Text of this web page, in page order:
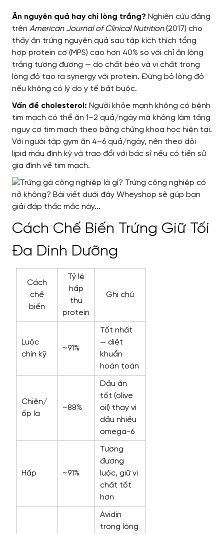
Ăn nguyên quả hay chỉ lòng trắng? Nghiên cứu đăng
trên American Journal of Clinical Nutrition(2017) cho
thấy ăn trứng nguyên quả sau tập kích thích tổng
hợp protein cơ (MPS) cao hơn 40% so với chỉ ăn lòng
trắng tương đương — do chất béo và vi chất trong
lòng đỏ tạo ra synergy với protein. Đừng bỏ lòng đỏ
nếu không có lý do y tế bắt buộc.
Vấn đề cholesterol: Người khỏe mạnh không có bệnh
tim mạch có thể ăn 1–2 quả/ngày mà không làm tăng
nguy cơ tim mạch theo bằng chứng khoa học hiện tại.
Với người tập gym ăn 4–6 quả/ngày, nên theo dõi
lipid máu định kỳ và trao đổi với bác sĩ nếu có tiền sử
gia đình về tim mạch.
Cách Chế Biến Trứng Giữ Tối
Đa Dinh Dưỡng
Cách
chế
biến
Tỷ lệ
hấp
thu
protein
Ghi chú
Luộc
chín kỹ
~91%
Tốt nhất
— diệt
khuẩn
hoàn toàn
Chiên/
ốp la
~88%
Dầu ăn
tốt (olive
oil) thay vì
dầu nhiều
omega-6
Hấp ~91%
Tương
đương
luộc, giữ vi
chất tốt
hơn
Avidin
trong lòng